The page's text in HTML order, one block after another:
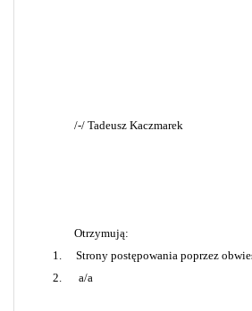
/-/ Tadeusz Kaczmarek
Otrzymują:
1.
Strony postępowania poprzez
2.
a/a